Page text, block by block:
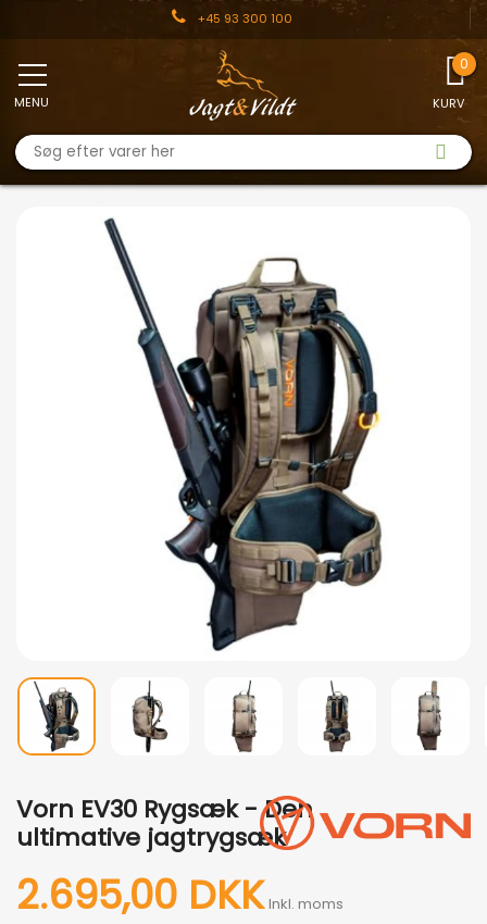
+45 93 300 100
KURV
MENU
Vorn EV30 Rygsæk - Den
ultimative jagtrygsæk
2.695,00 DKK Inkl. moms